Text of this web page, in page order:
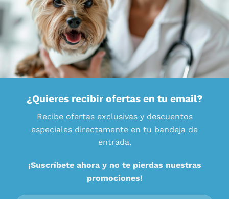
¿Quieres recibir ofertas en tu email?
Recibe ofertas exclusivas y descuentos
especiales directamente en tu bandeja de
entrada.
¡Suscríbete ahora y no te pierdas nuestras
promociones!